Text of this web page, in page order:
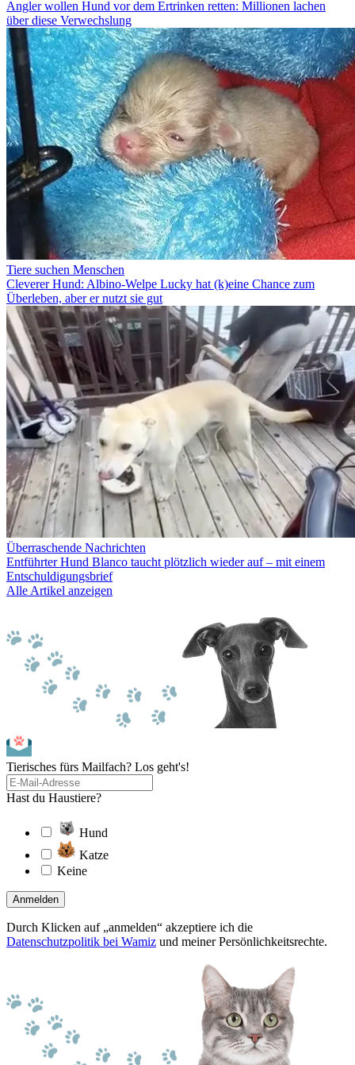
Angler wollen Hund vor dem Ertrinken retten: Millionen lachen
über diese Verwechslung
Tiere suchen Menschen
Cleverer Hund: Albino-Welpe Lucky hat (k)eine Chance zum
Überleben, aber er nutzt sie gut
Überraschende Nachrichten
Entführter Hund Blanco taucht plötzlich wieder auf – mit einem
Entschuldigungsbrief
Alle Artikel anzeigen
Tierisches fürs Mailfach? Los geht's!
Hast du Haustiere?
Hund
Katze
Keine
Anmelden
Durch Klicken auf „anmelden“ akzeptiere ich die
Datenschutzpolitik bei Wamiz und meiner Persönlichkeitsrechte.